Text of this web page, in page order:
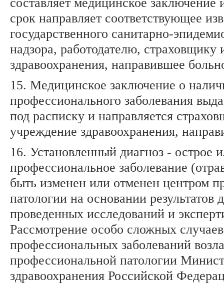
срок направляет соответствующее
государственного санитарно-
надзора, работодателю, страховщику
здравоохранения, направившее
15. Медицинское заключение о
профессионального заболевания
под расписку и направляется
учреждение здравоохранения,
16. Установленный диагноз - острое
профессиональное заболевание
быть изменен или отменен центром
патологии на основании результатов
проведенных исследований и
Рассмотрение особо сложных случаев
профессиональных заболеваний
профессиональной патологии
здравоохранения Российской